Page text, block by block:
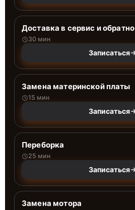
Доставка в сервис и обратно
30 мин
Записаться
Замена материнской платы
15 мин
Записаться
Переборка
25 мин
Записаться
Замена мотора